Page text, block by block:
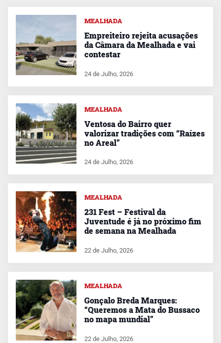
MEALHADA
Empreiteiro rejeita acusações
da Câmara da Mealhada e vai
contestar
24 de Julho, 2026
MEALHADA
Ventosa do Bairro quer
valorizar tradições com “Raízes
no Areal”
24 de Julho, 2026
MEALHADA
231 Fest – Festival da
Juventude é já no próximo fim
de semana na Mealhada
22 de Julho, 2026
MEALHADA
Gonçalo Breda Marques:
“Queremos a Mata do Bussaco
no mapa mundial”
22 de Julho, 2026